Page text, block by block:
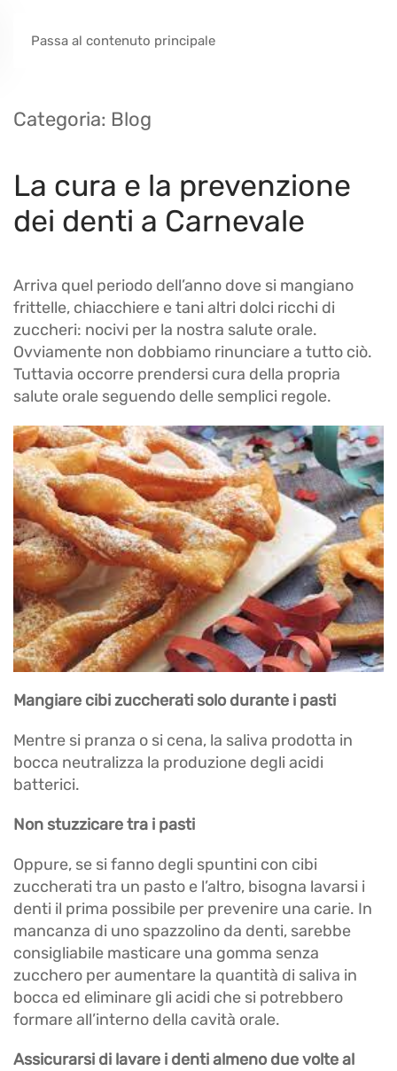
Passa al contenuto principale
Categoria: Blog
La cura e la prevenzione
dei denti a Carnevale
Arriva quel periodo dell’anno dove si mangiano
frittelle, chiacchiere e tani altri dolci ricchi di
zuccheri: nocivi per la nostra salute orale.
Ovviamente non dobbiamo rinunciare a tutto ciò.
Tuttavia occorre prendersi cura della propria
salute orale seguendo delle semplici regole.
Mangiare cibi zuccherati solo durante i pasti
Mentre si pranza o si cena, la saliva prodotta in
bocca neutralizza la produzione degli acidi
batterici.
Non stuzzicare tra i pasti
Oppure, se si fanno degli spuntini con cibi
zuccherati tra un pasto e l’altro, bisogna lavarsi i
denti il prima possibile per prevenire una carie. In
mancanza di uno spazzolino da denti, sarebbe
consigliabile masticare una gomma senza
zucchero per aumentare la quantità di saliva in
bocca ed eliminare gli acidi che si potrebbero
formare all’interno della cavità orale.
Assicurarsi di lavare i denti almeno due volte al